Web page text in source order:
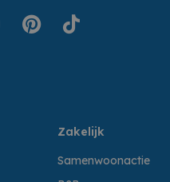
Zakelijk
Samenwoonactie